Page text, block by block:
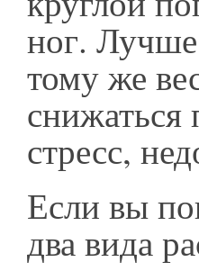
ног.
тому же
стресс,
Если вы
два вида